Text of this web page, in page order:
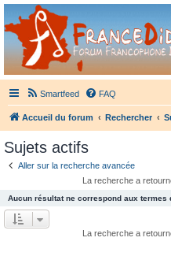
France Didgeridoo
Didgeridoo et Guimbarde sur France
Smartfeed FAQ
Accueil du forum Rechercher
Sujets actifs
Aller sur la recherche avancée
La recherche a
Aucun résultat ne correspond aux termes
La recherche a